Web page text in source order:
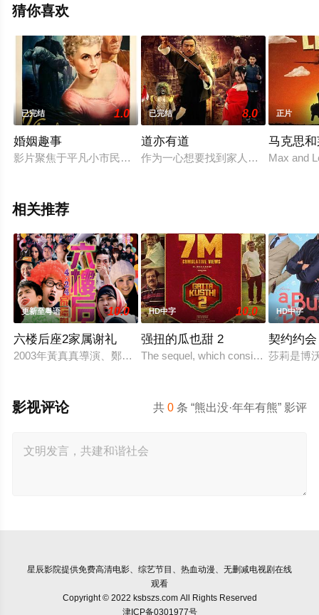
等平台了解。
猜你喜欢
已完结 1.0
婚姻趣事
影片聚焦于平凡小市民的日常生活，通过闪回的方式讲述了一
已完结 8.0
道亦有道
作为一心想要找到家人的天宁，在路
正片
马克思
Max and
相关推荐
更新至粤语 10.0
六楼后座2家属谢礼
2003年黃真真導演、鄭丹瑞編劇的喜劇《六樓后座》拍出香港
HD中字 10.0
强扭的瓜也甜 2
The sequel, which consists of
HD中字
契约约会
莎莉是博
共0 条 “熊出没·年年有熊” 影评
影视评论
星辰影院提供免费高清电影、综艺节目、热血动漫、无删减电视剧在线
观看
Copyright © 2022 ksbszs.com All Rights Reserved
津ICP备0301977号